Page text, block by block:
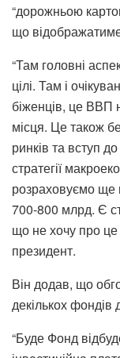
“дорожньою
що
“Там головні
цілі. Там і
біженців, це ВВП
місця. Це також
ринків та вступ
стратегії
розраховуємо ще
700-800 млрд. Є
що не хочу про це
президент.
Він додав, що
декількох фондів
“Буде Фонд